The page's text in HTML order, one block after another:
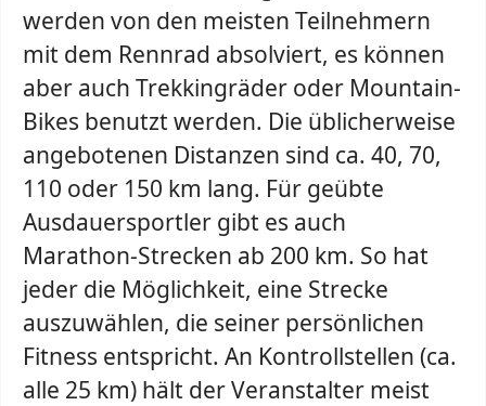
werden von den meisten Teilnehmern
mit dem Rennrad absolviert, es können
aber auch Trekkingräder oder Mountain-
Bikes benutzt werden. Die üblicherweise
angebotenen Distanzen sind ca. 40, 70,
110 oder 150 km lang. Für geübte
Ausdauersportler gibt es auch
Marathon-Strecken ab 200 km. So hat
jeder die Möglichkeit, eine Strecke
auszuwählen, die seiner persönlichen
Fitness entspricht. An Kontrollstellen (ca.
alle 25 km) hält der Veranstalter meist